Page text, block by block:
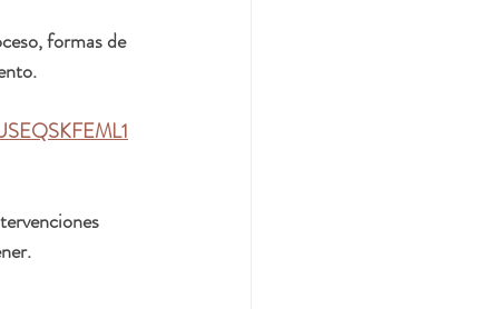
formas de